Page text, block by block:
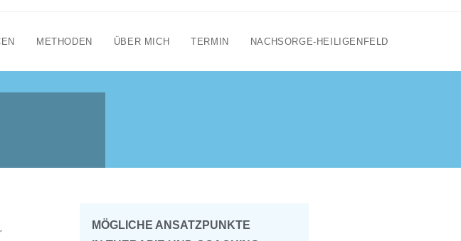
METHODEN ÜBER MICH TERMIN NACHSORGE-HEILIGENFELD
MÖGLICHE ANSATZPUNKTE